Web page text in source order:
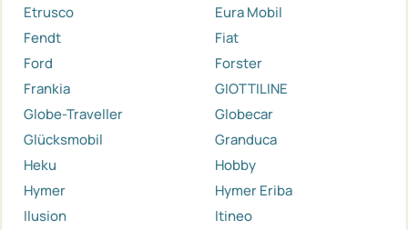
Etrusco
Eura Mobil
Fendt
Fiat
Ford
Forster
Frankia
GIOTTILINE
Globe-Traveller
Globecar
Glücksmobil
Granduca
Heku
Hobby
Hymer
Hymer Eriba
Ilusion
Itineo